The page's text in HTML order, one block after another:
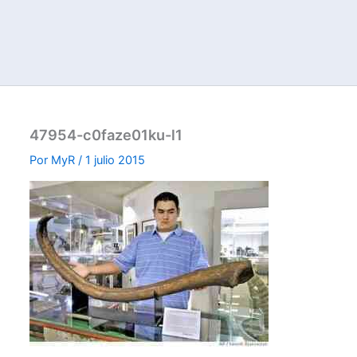
47954-c0faze01ku-l1
Por MyR/1 julio 2015